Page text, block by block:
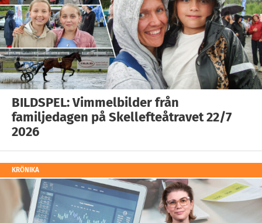
BILDSPEL: Vimmelbilder från
familjedagen på Skellefteåtravet 22/7
2026
KRÖNIKA